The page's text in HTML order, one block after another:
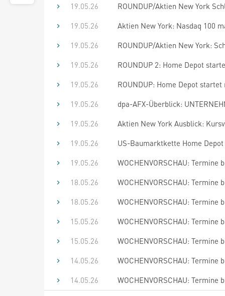
19.05.26
ROUNDUP/Aktien New York
19.05.26
Aktien New York: Nasdaq 100
19.05.26
ROUNDUP/Aktien New York:
19.05.26
ROUNDUP 2: Home Depot
19.05.26
ROUNDUP: Home Depot
19.05.26
dpa-AFX-Überblick:
19.05.26
Aktien New York Ausblick:
19.05.26
US-Baumarktkette Home
19.05.26
WOCHENVORSCHAU: Termine
18.05.26
WOCHENVORSCHAU: Termine
18.05.26
WOCHENVORSCHAU: Termine
15.05.26
WOCHENVORSCHAU: Termine
15.05.26
WOCHENVORSCHAU: Termine
14.05.26
WOCHENVORSCHAU: Termine
14.05.26
WOCHENVORSCHAU: Termine